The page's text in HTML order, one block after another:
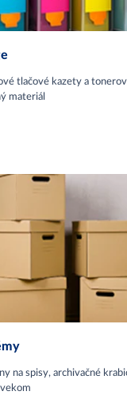
tlačové kazety a
materiál
na spisy, archivačné